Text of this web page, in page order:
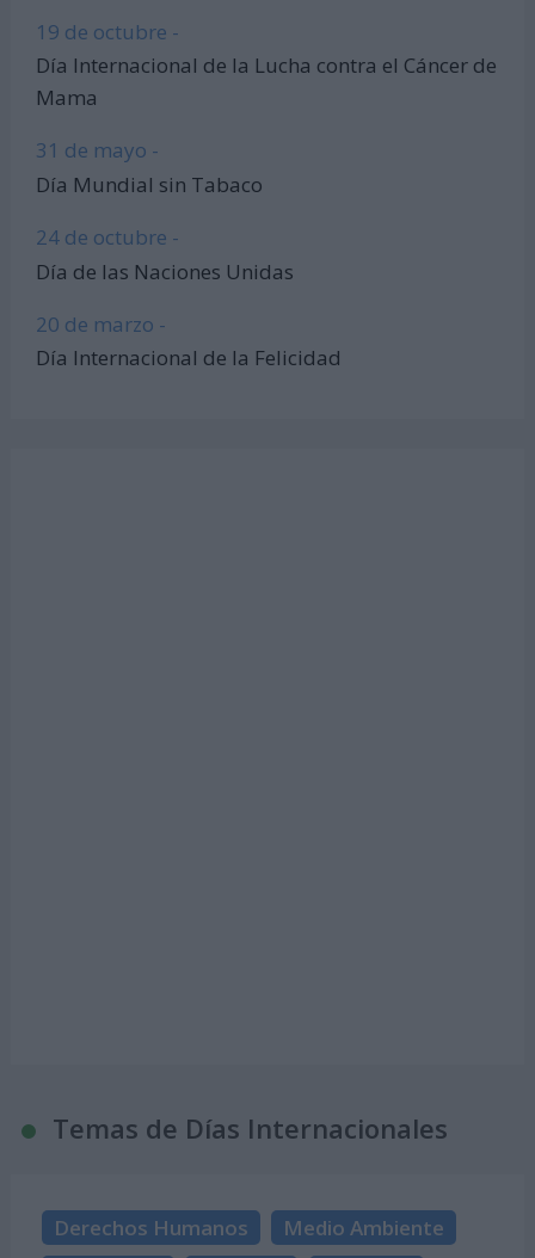
19 de octubre -
Día Internacional de la Lucha contra el Cáncer de
Mama
31 de mayo -
Día Mundial sin Tabaco
24 de octubre -
Día de las Naciones Unidas
20 de marzo -
Día Internacional de la Felicidad
Temas de Días Internacionales
Derechos Humanos
Medio Ambiente